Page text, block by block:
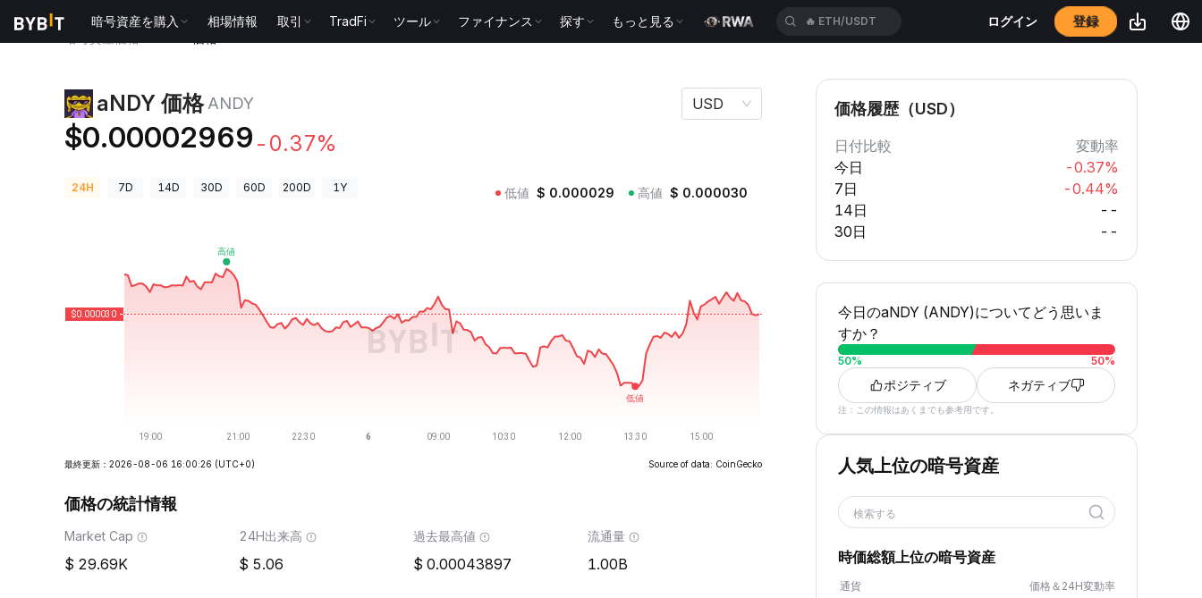
暗号資産を購入 相場情報 取引 TradFi ツール ファイナンス 探す もっと見る 🔥 ETH/USDT ログイン 登録
aNDY 価格 ANDY
$0.00002969 -0.37%
USD
24H 7D 14D 30D 60D 200D 1Y 低値 $ 0.000029 高値 $ 0.000030
最終更新：2026-08-06 16:00:26 (UTC+0) Source of data: CoinGecko
価格の統計情報
Market Cap
29.69K
24H出来高
5.06
過去最高値
0.00043897
流通量
1.00B
価格履歴（USD）
日付比較
変動率
今日
-0.37%
7日
-0.44%
14日
--
30日
--
今日のaNDY (ANDY)についてどう思いま
すか？
50% 50%
ポジティブ ネガティブ
注：この情報はあくまでも参考用です。
人気上位の暗号資産
検索する
時価総額上位の暗号資産
通貨 価格＆24H変動率